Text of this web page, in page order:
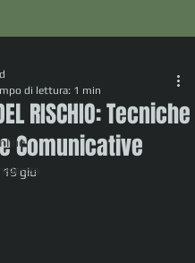
RISCHIO: Tecniche
Comunicative
di lettura: 1 min
19 giu